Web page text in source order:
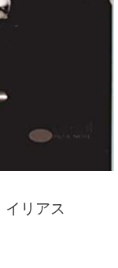
アス